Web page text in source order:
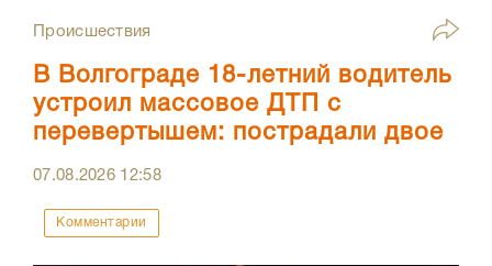
Происшествия
В Волгограде 18-летний водитель
устроил массовое ДТП с
перевертышем: пострадали двое
07.08.2026 12:58
Комментарии